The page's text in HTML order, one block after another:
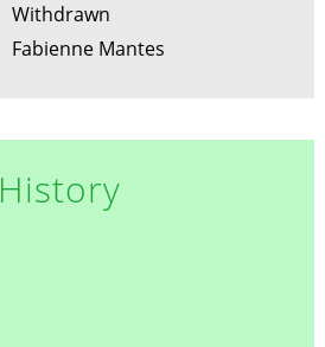
Withdrawn
Fabienne Mantes
History